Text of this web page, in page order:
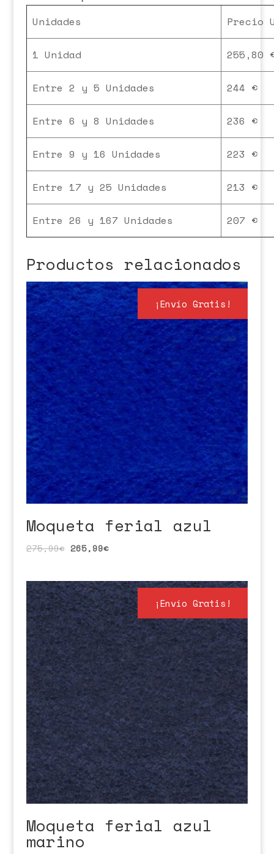
Unidades
Precio
1 Unidad 255,80
Entre 2 y 5 Unidades 244 €
Entre 6 y 8 Unidades 236 €
Entre 9 y 16 Unidades 223 €
Entre 17 y 25 Unidades 213 €
Entre 26 y 167 Unidades 207 €
Productos relacionados
¡Envío Gratis!
Moqueta ferial azul
275,99€ 265,99€
¡Envío Gratis!
Moqueta ferial azul
marino